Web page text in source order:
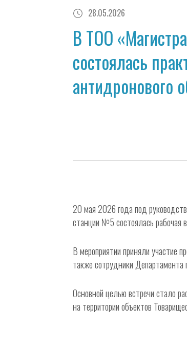
28.05.2026
В ТОО
состоялась
антидронового
20 мая 2026 года под
станции №5 состоялась рабочая
В мероприятии приняли участие
также сотрудники Департамента
Основной целью встречи стало
на территории объектов